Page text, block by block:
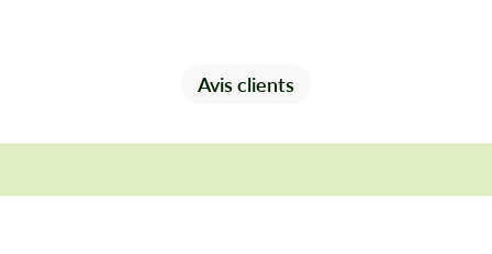
Avis clients